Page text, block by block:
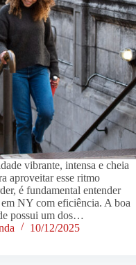
vibrante, intensa e cheia
aproveitar esse ritmo
é fundamental entender
NY com eficiência. A boa
possui um dos…
10/12/2025